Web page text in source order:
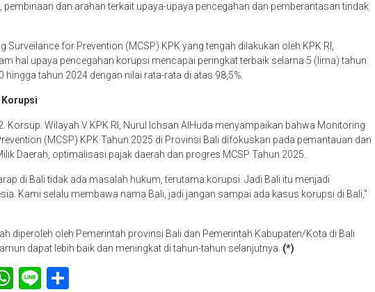
dan arahan terkait upaya-upaya pencegahan dan pemberantasan tindak
for Prevention (MCSP) KPK yang tengah dilakukan oleh KPK RI,
hal upaya pencegahan korupsi mencapai peringkat terbaik selama 5 (lima) tahun
hingga tahun 2024 dengan nilai rata-rata di atas 98,5%.
Korupsi
Korsup. Wilayah V KPK RI, Nurul Ichsan AlHuda menyampaikan bahwa Monitoring
(MCSP) KPK Tahun 2025 di Provinsi Bali difokuskan pada pemantauan dan
Daerah, optimalisasi pajak daerah dan progres MCSP Tahun 2025.
di Bali tidak ada masalah hukum, terutama korupsi. Jadi Bali itu menjadi
Kami selalu membawa nama Bali, jadi jangan sampai ada kasus korupsi di Bali,”
diperoleh oleh Pemerintah provinsi Bali dan Pemerintah Kabupaten/Kota di Bali
dapat lebih baik dan meningkat di tahun-tahun selanjutnya. (*)
WhatsApp
Line